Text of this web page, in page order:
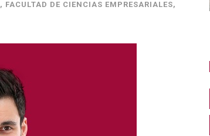
, FACULTAD DE CIENCIAS EMPRESARIALES,